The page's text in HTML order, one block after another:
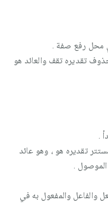
محل رفع صفة .
تقديره تقف والعائد هو
.
تقديره هو ، وهو عائد
الموصول .
والفاعل والمفعول به في